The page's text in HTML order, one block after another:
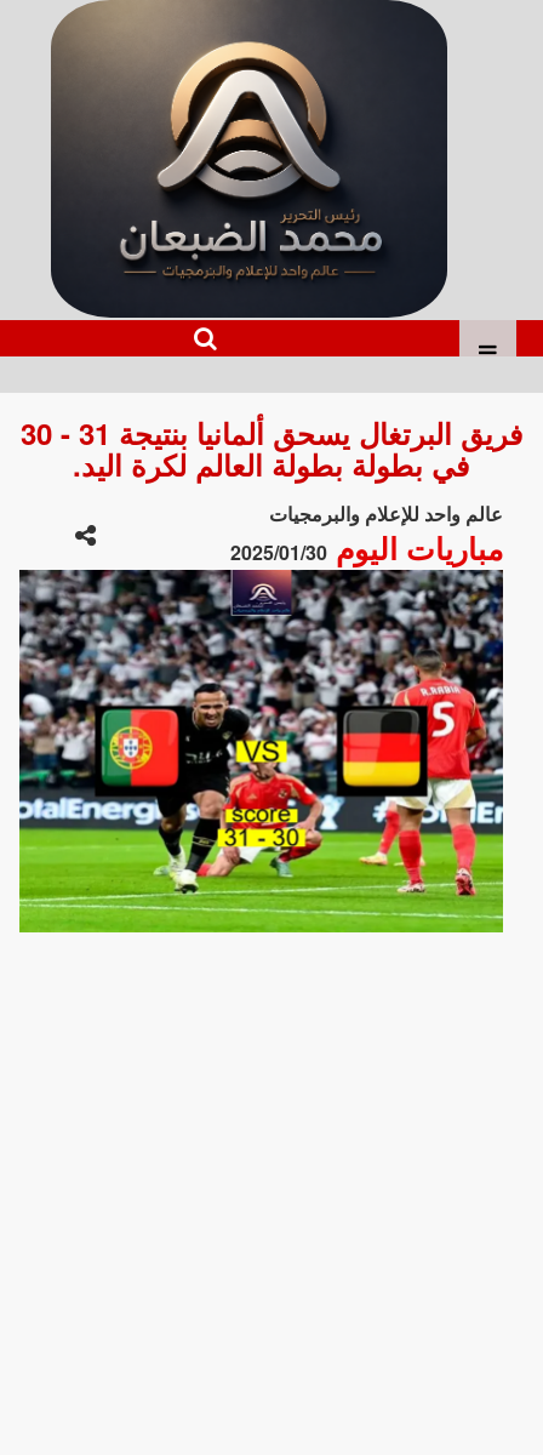
فريق البرتغال يسحق ألمانيا بنتيجة 31 - 30
في بطولة بطولة العالم لكرة اليد.
عالم واحد للإعلام والبرمجيات
مباريات اليوم2025/01/30